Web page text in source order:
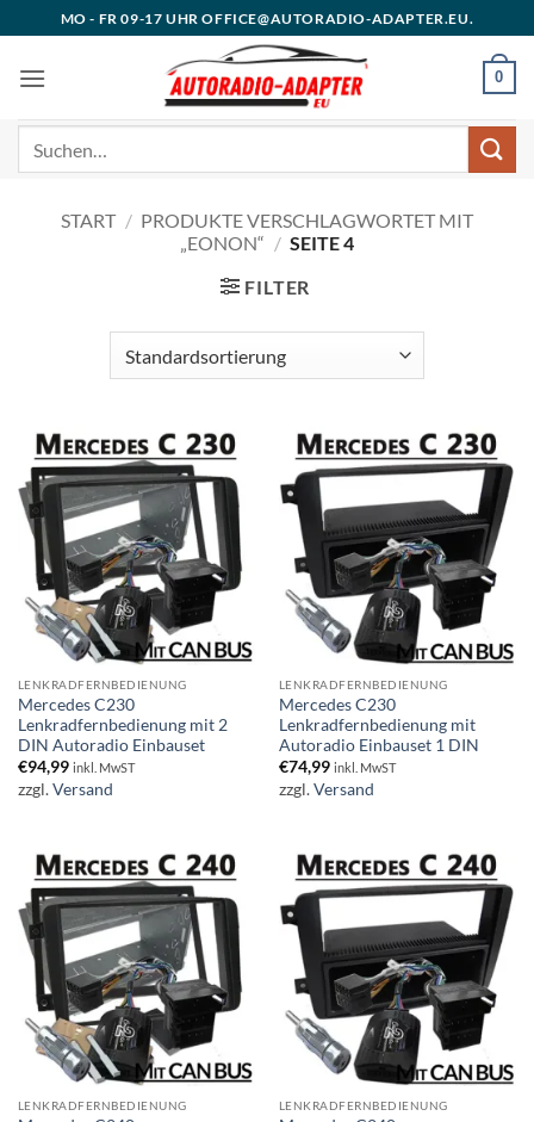
Inhalt
springen
MO - FR 09-17 UHR OFFICE@AUTORADIO-ADAPTER.EU.
0
START / PRODUKTE VERSCHLAGWORTET MIT
„EONON“ / SEITE 4
FILTER
LENKRADFERNBEDIENUNG
Mercedes C230
Lenkradfernbedienung mit 2
DIN Autoradio Einbauset
€94,99 inkl. MwST
zzgl.Versand
LENKRADFERNBEDIENUNG
Mercedes C230
Lenkradfernbedienung mit
Autoradio Einbauset 1 DIN
€74,99 inkl. MwST
zzgl.Versand
LENKRADFERNBEDIENUNG LENKRADFERNBEDIENUNG